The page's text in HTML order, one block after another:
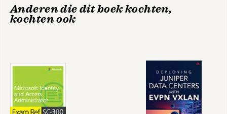
Anderen die dit boek kochten,
kochten ook